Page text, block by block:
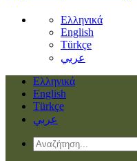
Ελληνικά
English
Türkçe
عربي
Ελληνικά
English
Türkçe
عربي